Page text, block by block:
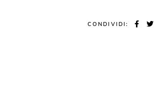
CONDIVIDI: